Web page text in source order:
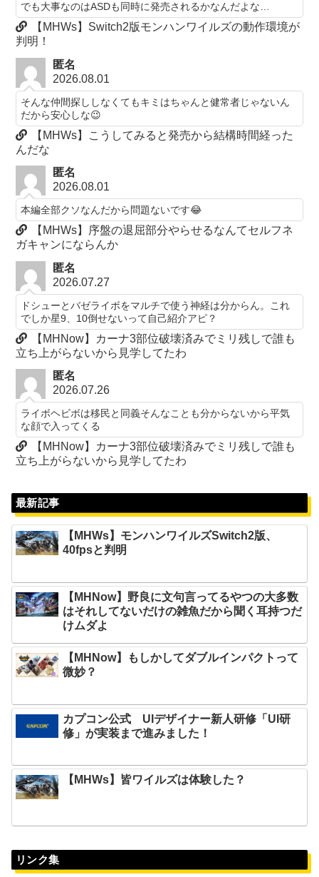
でも大事なのはASDも同時に発売されるかなんだよな…
【MHWs】Switch2版モンハンワイルズの動作環境が
判明！
匿名
2026.08.01
そんな仲間探ししなくてもキミはちゃんと健常者じゃないん
だから安心しな😉
【MHWs】こうしてみると発売から結構時間経った
んだな
匿名
2026.08.01
本編全部クソなんだから問題ないです😂
【MHWs】序盤の退屈部分やらせるなんてセルフネ
ガキャンにならんか
匿名
2026.07.27
ドシューとバゼライボをマルチで使う神経は分からん。これ
でしか星9、10倒せないって自己紹介アピ？
【MHNow】カーナ3部位破壊済みでミリ残しで誰も
立ち上がらないから見学してたわ
匿名
2026.07.26
ライボヘビボは移民と同義そんなことも分からないから平気
な顔で入ってくる
【MHNow】カーナ3部位破壊済みでミリ残しで誰も
立ち上がらないから見学してたわ
最新記事
【MHWs】モンハンワイルズSwitch2版、
40fpsと判明
【MHNow】野良に文句言ってるやつの大多数
はそれしてないだけの雑魚だから聞く耳持つだ
けムダよ
【MHNow】もしかしてダブルインパクトって
微妙？
カプコン公式 UIデザイナー新人研修「UI研
修」が実装まで進みました！
【MHWs】皆ワイルズは体験した？
リンク集